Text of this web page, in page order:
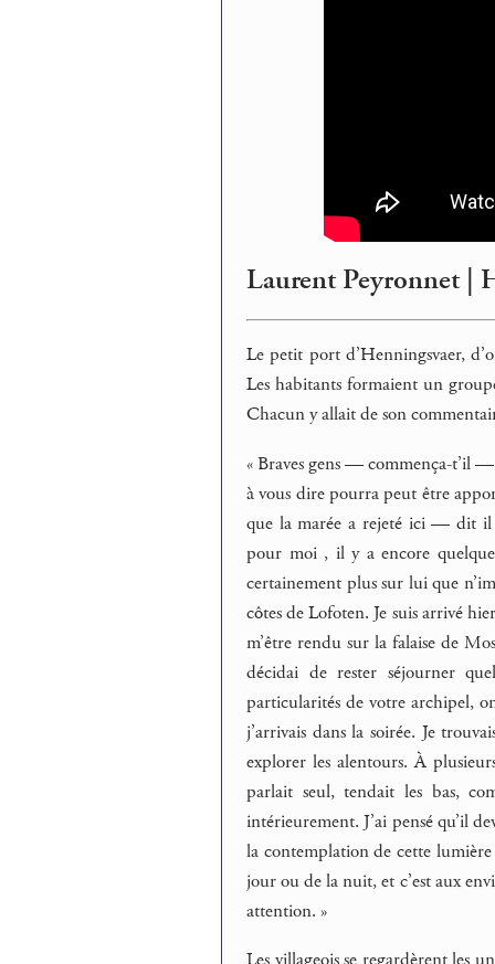
Laurent Peyronnet |
Le petit port d’Henningsvaer,
Les habitants formaient un
Chacun y allait de son
« Braves gens — commença-t’il —
à vous dire pourra peut être
que la marée a rejeté ici — dit il
pour moi , il y a encore
certainement plus sur lui que
côtes de Lofoten. Je suis arrivé
m’être rendu sur la falaise de
décidai de rester séjourner
particularités de votre archipel,
j’arrivais dans la soirée. Je
explorer les alentours. À
parlait seul, tendait les bas,
intérieurement. J’ai pensé qu’il
la contemplation de cette
jour ou de la nuit, et c’est aux
attention. »